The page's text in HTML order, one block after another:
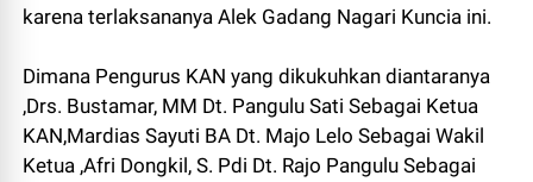
karena terlaksananya Alek Gadang Nagari Kuncia ini.
Dimana Pengurus KAN yang dikukuhkan diantaranya
,Drs. Bustamar, MM Dt. Pangulu Sati Sebagai Ketua
KAN,Mardias Sayuti BA Dt. Majo Lelo Sebagai Wakil
Ketua ,Afri Dongkil, S. Pdi Dt. Rajo Pangulu Sebagai